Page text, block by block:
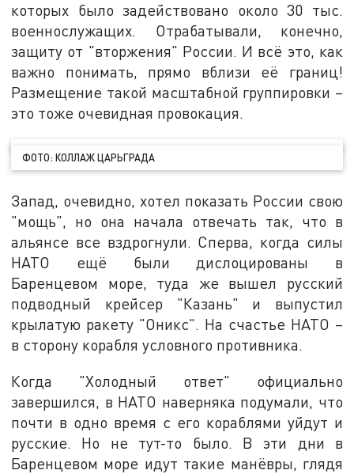
которых было задействовано около 30 тыс.
военнослужащих. Отрабатывали, конечно,
защиту от "вторжения" России. И всё это, как
важно понимать, прямо вблизи её границ!
Размещение такой масштабной группировки –
это тоже очевидная провокация.
ФОТО: КОЛЛАЖ ЦАРЬГРАДА
Запад, очевидно, хотел показать России свою
"мощь", но она начала отвечать так, что в
альянсе все вздрогнули. Сперва, когда силы
НАТО ещё были дислоцированы в
Баренцевом море, туда же вышел русский
подводный крейсер "Казань" и выпустил
крылатую ракету "Оникс". На счастье НАТО –
в сторону корабля условного противника.
Когда "Холодный ответ" официально
завершился, в НАТО наверняка подумали, что
почти в одно время с его кораблями уйдут и
русские. Но не тут-то было. В эти дни в
Баренцевом море идут такие манёвры, глядя